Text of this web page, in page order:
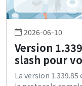
2026-06-10
Version
slash pour
La version 1.339.85